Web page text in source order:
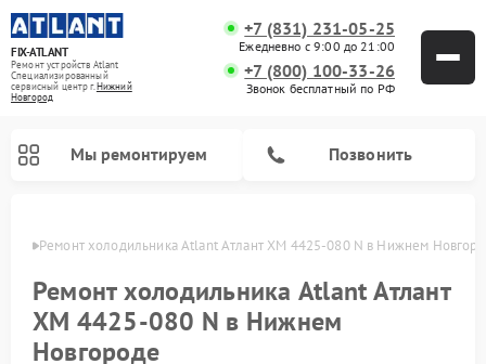
FIX-ATLANT
Ремонт устройств Atlant
Специализированный
cервисный центр г.Нижний
Новгород
+7 (831) 231-05-25
Ежедневно с 9:00 до 21:00
+7 (800) 100-33-26
Звонок бесплатный по РФ
Мы ремонтируем Позвонить
Ремонт холодильника Atlant Атлант ХМ 4425-080 N в Нижнем
Ремонт холодильника Atlant Атлант
ХМ 4425-080 N в Нижнем
Новгороде